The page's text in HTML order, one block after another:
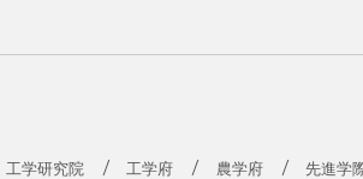
工学研究院 工学府 農学府 先進学